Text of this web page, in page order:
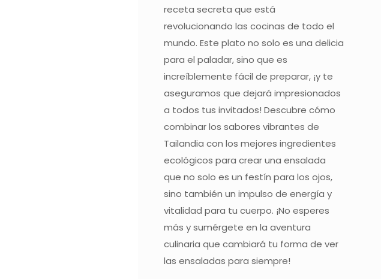
receta secreta que está
revolucionando las cocinas de todo el
mundo. Este plato no solo es una delicia
para el paladar, sino que es
increíblemente fácil de preparar, ¡y te
aseguramos que dejará impresionados
a todos tus invitados! Descubre cómo
combinar los sabores vibrantes de
Tailandia con los mejores ingredientes
ecológicos para crear una ensalada
que no solo es un festín para los ojos,
sino también un impulso de energía y
vitalidad para tu cuerpo. ¡No esperes
más y sumérgete en la aventura
culinaria que cambiará tu forma de ver
las ensaladas para siempre!